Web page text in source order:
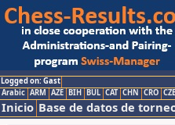
Logged on: Gast
Arabic ARM AZE BIH BUL CAT CHN CRO CZE
Inicio Base de datos de